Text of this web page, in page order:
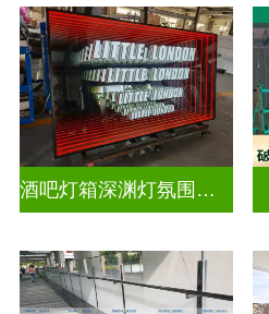
酒吧灯箱深渊灯氛围灯深渊镜